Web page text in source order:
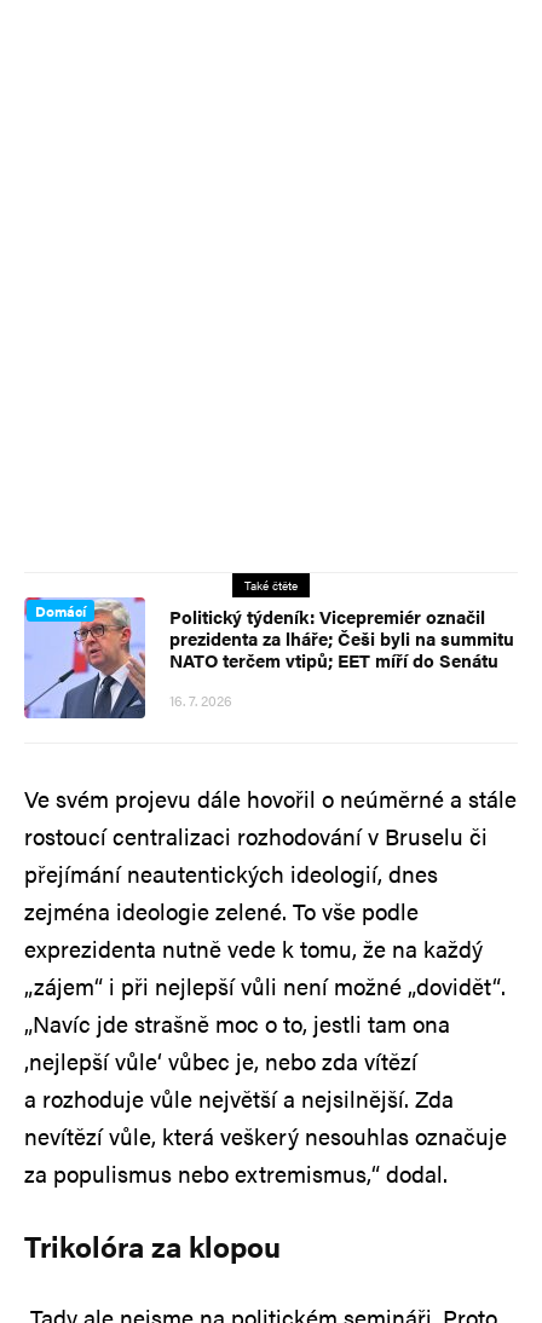
Také čtěte
Domácí
Politický týdeník: Vicepremiér označil
prezidenta za lháře; Češi byli na summitu
NATO terčem vtipů; EET míří do Senátu
16. 7. 2026
Ve svém projevu dále hovořil o neúměrné a stále
rostoucí centralizaci rozhodování v Bruselu či
přejímání neautentických ideologií, dnes
zejména ideologie zelené. To vše podle
exprezidenta nutně vede k tomu, že na každý
„zájem“ i při nejlepší vůli není možné „dovidět“.
„Navíc jde strašně moc o to, jestli tam ona
‚nejlepší vůle‘ vůbec je, nebo zda vítězí
a rozhoduje vůle největší a nejsilnější. Zda
nevítězí vůle, která veškerý nesouhlas označuje
za populismus nebo extremismus,“ dodal.
Trikolóra za klopou